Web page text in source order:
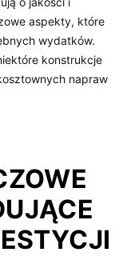
aspekty, które
wydatków.
konstrukcje
napraw